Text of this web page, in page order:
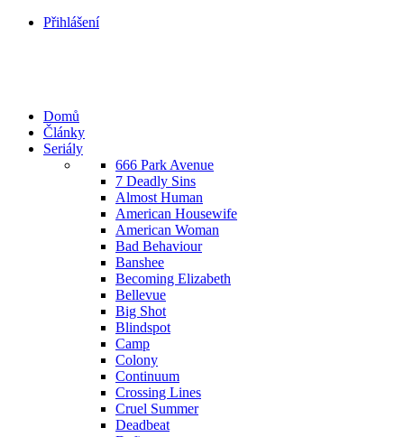
Přihlášení
Domů
Články
Seriály
666 Park Avenue
7 Deadly Sins
Almost Human
American Housewife
American Woman
Bad Behaviour
Banshee
Becoming Elizabeth
Bellevue
Big Shot
Blindspot
Camp
Colony
Continuum
Crossing Lines
Cruel Summer
Deadbeat